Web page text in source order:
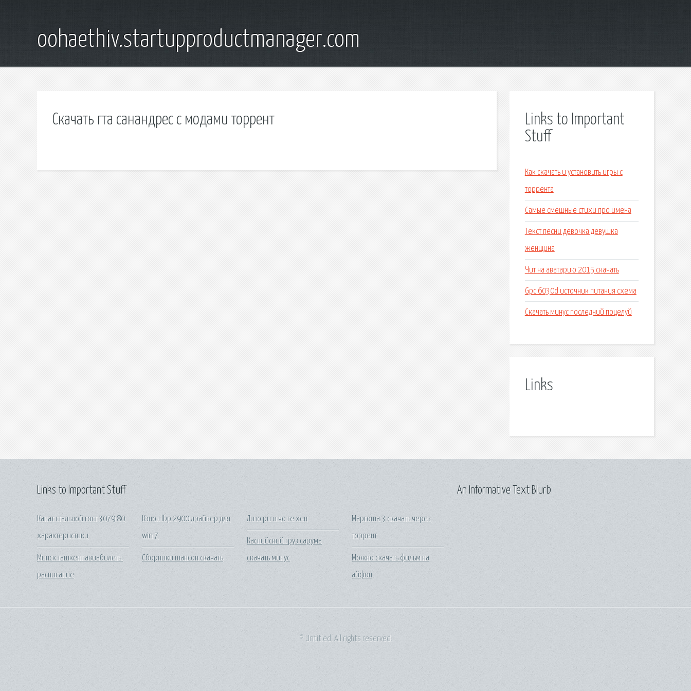
oohaethiv.startupproductmanager.com
Скачать гта санандрес с модами торрент
Links to Important
Stuff
Как скачать и установить игры с
торрента
Самые смешные стихи про имена
Текст песни девочка девушка
женщина
Чит на аватарию 2015 скачать
Gpc 6030d источник питания схема
Скачать минус последний поцелуй
Links
Links to Important Stuff
Канат стальной гост 3079 80
характеристики
Минск ташкент авиабилеты
расписание
Кэнон lbp 2900 драйвер для
win 7
Сборники шансон скачать
Ли ю ри и чо ге хен
Каспийский груз сарума
скачать минус
Маргоша 3 скачать через
торрент
Можно скачать фильм на
айфон
An Informative Text Blurb
© Untitled. All rights reserved.